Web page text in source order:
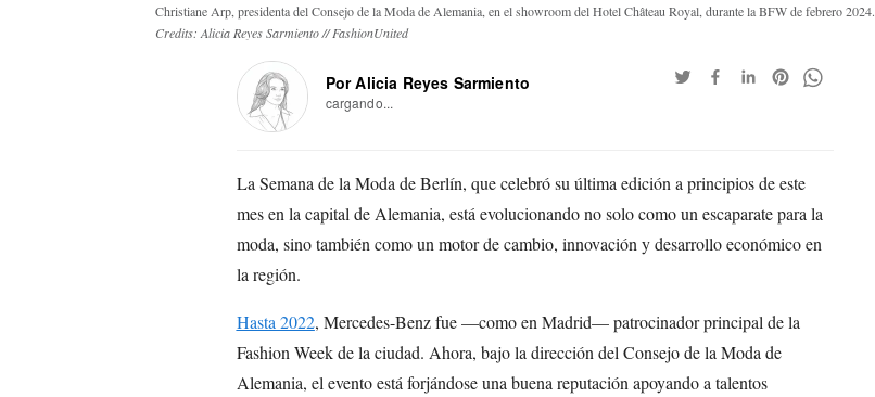
Christiane Arp, presidenta del Consejo de la Moda de Alemania, en el showroom del Hotel Château Royal, durante la BFW de febrero 2024.
Credits: Alicia Reyes Sarmiento // FashionUnited
Por Alicia Reyes Sarmiento
cargando...
La Semana de la Moda de Berlín, que celebró su última edición a principios de este
mes en la capital de Alemania, está evolucionando no solo como un escaparate para la
moda, sino también como un motor de cambio, innovación y desarrollo económico en
la región.
Hasta 2022, Mercedes-Benz fue —como en Madrid— patrocinador principal de la
Fashion Week de la ciudad. Ahora, bajo la dirección del Consejo de la Moda de
Alemania, el evento está forjándose una buena reputación apoyando a talentos